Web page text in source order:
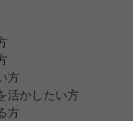
方
活かしたい方
方